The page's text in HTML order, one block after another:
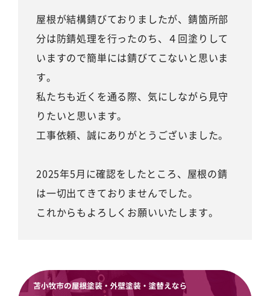
屋根が結構錆びておりましたが、錆箇所部
分は防錆処理を行ったのち、４回塗りして
いますので簡単には錆びてこないと思いま
す。
私たちも近くを通る際、気にしながら見守
りたいと思います。
工事依頼、誠にありがとうございました。
2025年5月に確認をしたところ、屋根の錆
は一切出てきておりませんでした。
これからもよろしくお願いいたします。